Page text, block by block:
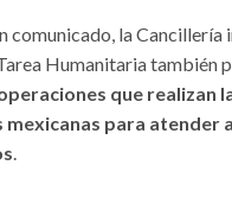
comunicado, la Cancillería
Humanitaria también
que realizan
para atender
.